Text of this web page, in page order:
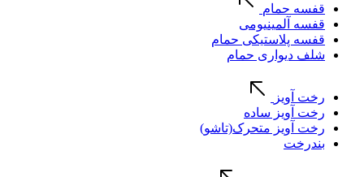
قفسه حمام
قفسه آلمینیومی
قفسه پلاستیکی حمام
شلف دیواری حمام
رخت آویز
رخت آویز ساده
رخت آویز متحرک(تاشو)
بندرخت